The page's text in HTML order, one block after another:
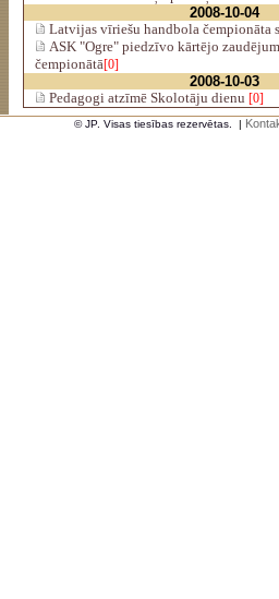
2008-10-04
Latvijas vīriešu handbola čempionāta
ASK "Ogre" piedzīvo kārtējo
čempionātā[0]
2008-10-03
Pedagogi atzīmē Skolotāju dienu [0]
© JP. Visas tiesības rezervētas. |